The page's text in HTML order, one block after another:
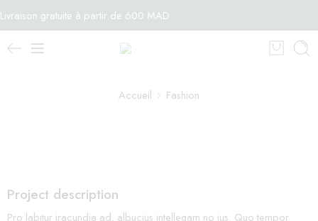
Livraison gratuite à partir de 600 MAD
Accueil Fashion
Project description
Pro labitur iracundia ad, albucius intellegam no ius. Quo tempor